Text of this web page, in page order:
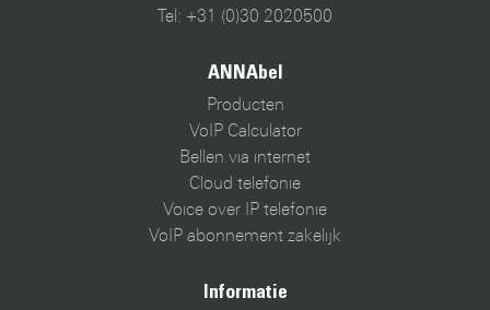
Tel: +31 (0)30 2020500
ANNAbel
Producten
VoIP Calculator
Bellen via internet
Cloud telefonie
Voice over IP telefonie
VoIP abonnement zakelijk
Informatie